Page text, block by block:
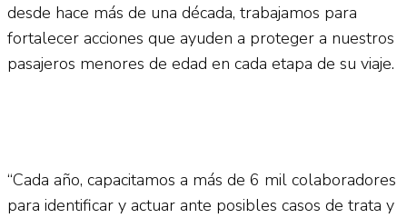
desde hace más de una década, trabajamos para
fortalecer acciones que ayuden a proteger a nuestros
pasajeros menores de edad en cada etapa de su viaje.
“Cada año, capacitamos a más de 6 mil colaboradores
para identificar y actuar ante posibles casos de trata y